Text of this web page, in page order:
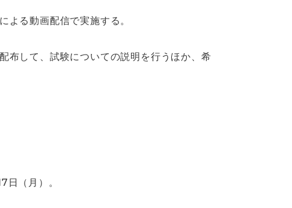
よる動画配信で実施する。
布して、試験についての説明を行うほか、希
日（月）。